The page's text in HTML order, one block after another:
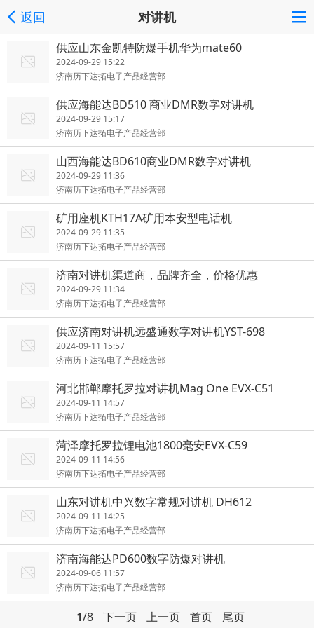
返回 对讲机
供应山东金凯特防爆手机华为mate60
2024-09-29 15:22
济南历下达拓电子产品经营部
供应海能达BD510 商业DMR数字对讲机
2024-09-29 15:17
济南历下达拓电子产品经营部
山西海能达BD610商业DMR数字对讲机
2024-09-29 11:36
济南历下达拓电子产品经营部
矿用座机KTH17A矿用本安型电话机
2024-09-29 11:35
济南历下达拓电子产品经营部
济南对讲机渠道商，品牌齐全，价格优惠
2024-09-29 11:34
济南历下达拓电子产品经营部
供应济南对讲机远盛通数字对讲机YST-698
2024-09-11 15:57
济南历下达拓电子产品经营部
河北邯郸摩托罗拉对讲机Mag One EVX-C51
2024-09-11 14:57
济南历下达拓电子产品经营部
菏泽摩托罗拉锂电池1800毫安EVX-C59
2024-09-11 14:56
济南历下达拓电子产品经营部
山东对讲机中兴数字常规对讲机 DH612
2024-09-11 14:25
济南历下达拓电子产品经营部
济南海能达PD600数字防爆对讲机
2024-09-06 11:57
济南历下达拓电子产品经营部
1/8 下一页 上一页 首页 尾页